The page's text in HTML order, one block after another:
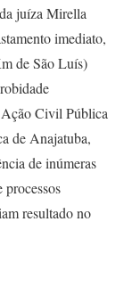
juíza Mirella
imediato,
de São Luís)
Civil Pública
de Anajatuba,
de inúmeras
processos
resultado no